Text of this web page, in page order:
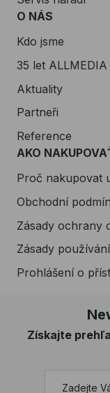
O NÁS
Kdo jsme
35 let ALLMEDIA
Aktuality
Partneři
Reference
AKO
Proč nakupovat
Obchodní
Zásady ochrany
Zásady
Prohlášení o
Získajte